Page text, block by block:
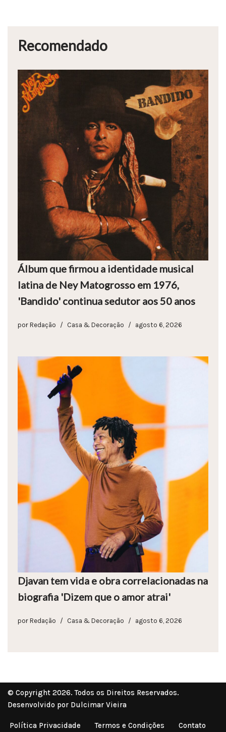
Recomendado
Álbum que firmou a identidade musical
latina de Ney Matogrosso em 1976,
'Bandido' continua sedutor aos 50 anos
por Redação Casa & Decoração agosto 6, 2026
Djavan tem vida e obra correlacionadas na
biografia 'Dizem que o amor atrai'
por Redação Casa & Decoração agosto 6, 2026
© Copyright 2026. Todos os Direitos Reservados.
Desenvolvido por Dulcimar Vieira
Política Privacidade Termos e Condições Contato